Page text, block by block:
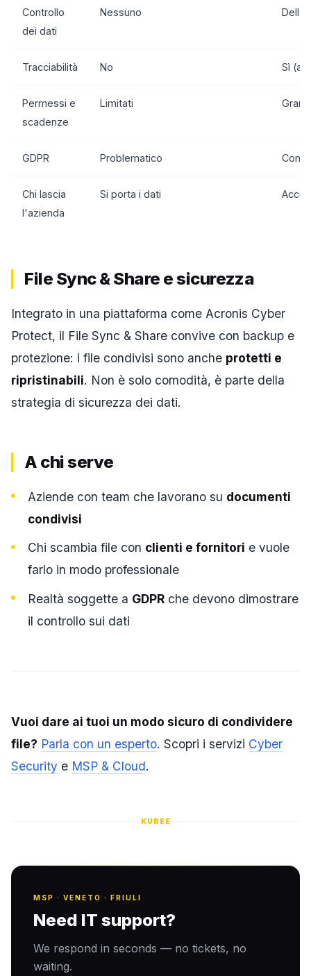
Controllo
dei dati
Nessuno
Tracciabilità No Sì
Permessi e
scadenze
Limitati
GDPR Problematico
Chi lascia
l'azienda
Si porta i dati
File Sync & Share e sicurezza
Integrato in una piattaforma come Acronis Cyber
Protect, il File Sync & Share convive con backup e
protezione: i file condivisi sono anche protetti e
ripristinabili. Non è solo comodità, è parte della
strategia di sicurezza dei dati.
A chi serve
Aziende con team che lavorano su documenti
condivisi
Chi scambia file con clienti e fornitori e vuole
farlo in modo professionale
Realtà soggette a GDPR che devono dimostrare
il controllo sui dati
Vuoi dare ai tuoi un modo sicuro di condividere
file? Parla con un esperto. Scopri i servizi Cyber
Security e MSP & Cloud.
KUBEE
MSP · VENETO · FRIULI
Need IT support?
We respond in seconds — no tickets, no
waiting.